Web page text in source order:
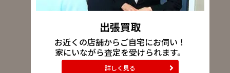
出張買取
お近くの店舗からご自宅にお伺い！
家にいながら査定を受けられます。
詳しく見る